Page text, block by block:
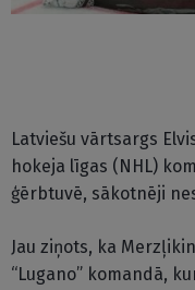
Latviešu vārtsargs
hokeja līgas (NHL)
ģērbtuvē, sākotnēji
Jau ziņots, ka
“Lugano” komandā,